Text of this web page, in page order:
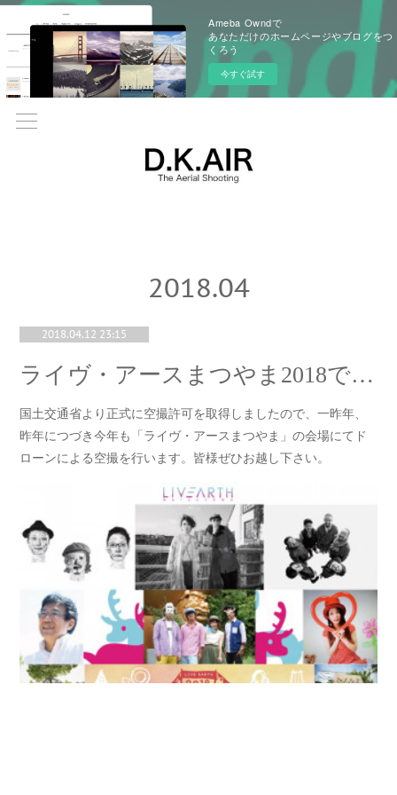
Ameba Owndで
あなただけのホームページやブログをつ
くろう
今すぐ試す
2018.04
2018.04.12 23:15
ライヴ・アースまつやま2018で空撮を行います。
国土交通省より正式に空撮許可を取得しましたので、一昨年、
昨年につづき今年も「ライヴ・アースまつやま」の会場にてド
ローンによる空撮を行います。皆様ぜひお越し下さい。